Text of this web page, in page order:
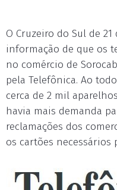
O Cruzeiro do Sul de
informação de que os
no comércio de
pela Telefônica. Ao
cerca de 2 mil
havia mais demanda
reclamações dos
os cartões necessários